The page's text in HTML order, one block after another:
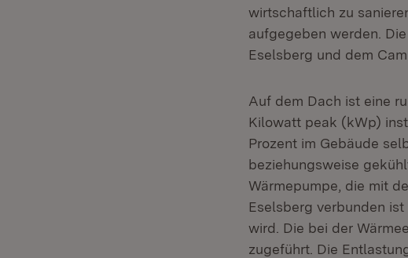
wirtschaftlich zu
aufgegeben werden.
Eselsberg und dem
Auf dem Dach ist eine
Kilowatt peak (kWp)
Prozent im Gebäude
beziehungsweise
Wärmepumpe, die mit
Eselsberg verbunden
wird. Die bei der
zugeführt. Die